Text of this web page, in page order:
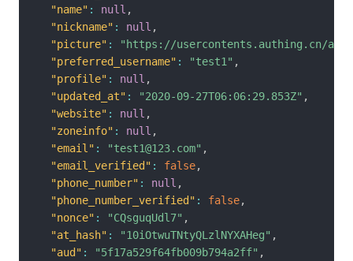
"name" : null ,
"nickname" : null ,
"picture" :
"https://usercontents.authing.cn/
"preferred_username" : "test1" ,
"profile" : null ,
"updated_at" : "2020-09-27T06:06:29.853Z" ,
"website" : null ,
"zoneinfo" : null ,
"email" : "test1@123.com" ,
"email_verified" : false,
"phone_number" : null ,
"phone_number_verified" : false,
"nonce" : "CQsguqUdl7" ,
"at_hash" : "10iOtwuTNtyQLzlNYXAHeg" ,
"aud" : "5f17a529f64fb009b794a2ff" ,